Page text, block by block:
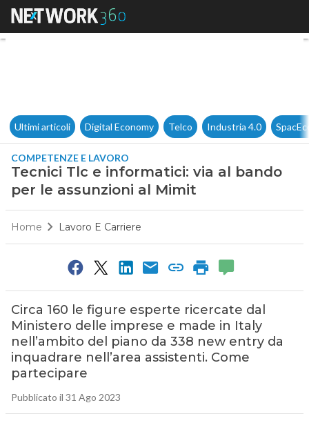
Tecnici Tlc e informatici: via
Ultimi articoli Digital Economy Telco Industria 4.0
COMPETENZE E LAVORO
Tecnici Tlc e informatici: via al bando
per le assunzioni al Mimit
Home Lavoro E Carriere
Circa 160 le figure esperte ricercate dal
Ministero delle imprese e made in Italy
nell’ambito del piano da 338 new entry da
inquadrare nell’area assistenti. Come
partecipare
Pubblicato il 31 Ago 2023